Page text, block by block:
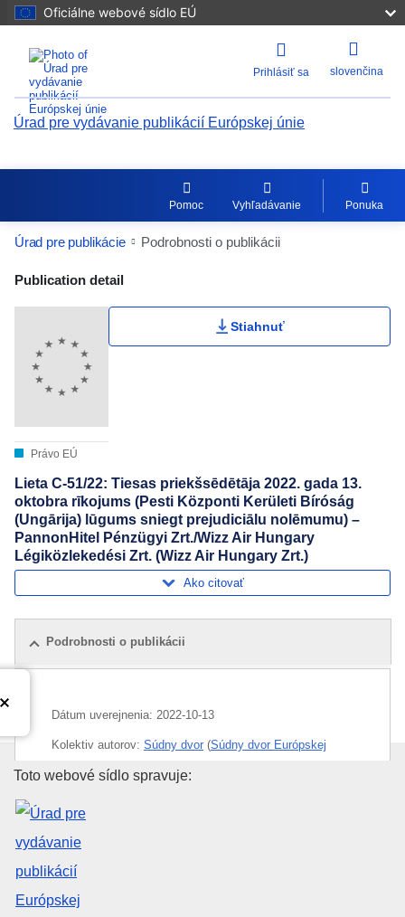
Oficiálne webové sídlo EÚ
Prihlásiť sa slovenčina
Úrad pre vydávanie publikácií Európskej únie
Pomoc Vyhľadávanie Ponuka
Úrad pre publikácie Podrobnosti o publikácii
Publication Detail Actions Portlet
Publication detail
Právo EÚ
Stiahnuť
Lieta C-51/22: Tiesas priekšsēdētāja 2022. gada 13.
oktobra rīkojums (Pesti Központi Kerületi Bíróság
(Ungārija) lūgums sniegt prejudiciālu nolēmumu) –
PannonHitel Pénzügyi Zrt./Wizz Air Hungary
Légiközlekedési Zrt. (Wizz Air Hungary Zrt.)
Ako citovať
Podrobnosti o publikácii
Dátum uverejnenia: 2022-10-13
Kolektiv autorov: Súdny dvor (Súdny dvor Európskej
únie
Oblasť:
preprava cestujúcich
CELEX : 62022CB0051
OJ : JOC_2023_024_R_0045
Úrad pre vydávanie publikácií
Toto webové sídlo spravuje: